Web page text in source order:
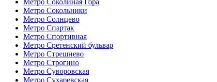
Метро Сокольники
Метро Солнцево
Метро Спартак
Метро Спортивная
Метро Сретенский бульвар
Метро Стрешнево
Метро Строгино
Метро Суворовская
Метро Сухаревская